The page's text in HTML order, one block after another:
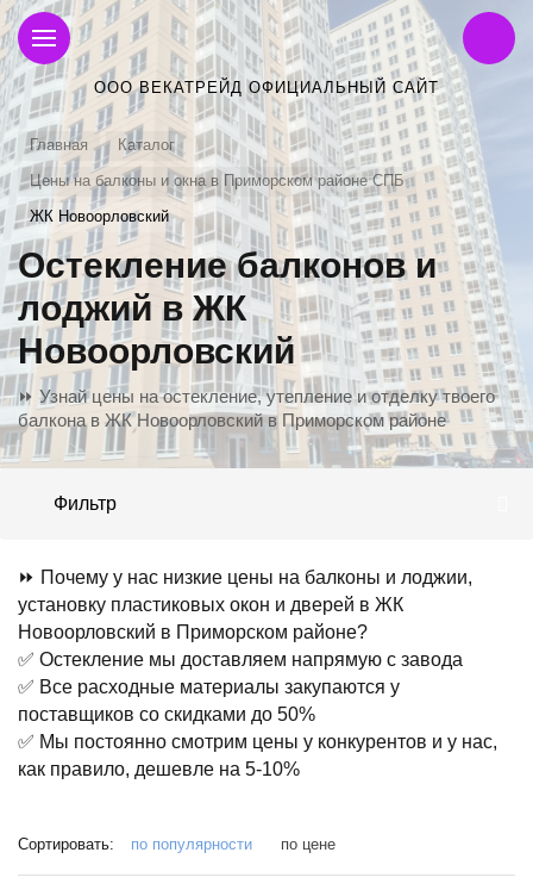
ООО ВЕКАТРЕЙД ОФИЦИАЛЬНЫЙ САЙТ
Главная
Каталог
Цены на балконы и окна в Приморском районе СПБ
ЖК Новоорловский
Остекление балконов и
лоджий в ЖК
Новоорловский
⏩ Узнай цены на остекление, утепление и отделку твоего
балкона в ЖК Новоорловский в Приморском районе
Фильтр
⏩ Почему у нас низкие цены на балконы и лоджии,
установку пластиковых окон и дверей в ЖК
Новоорловский в Приморском районе?
✅ Остекление мы доставляем напрямую с завода
✅ Все расходные материалы закупаются у
поставщиков со скидками до 50%
✅ Мы постоянно смотрим цены у конкурентов и у нас,
как правило, дешевле на 5-10%
Сортировать: по популярности по цене